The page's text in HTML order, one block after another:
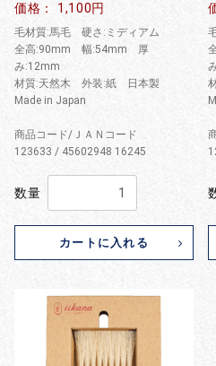
価格： 1,100円
毛材質:馬毛 硬さ:ミディアム
全高:90mm 幅:54mm 厚
み:12mm
材質:天然木 外装:紙 日本製
Made in Japan
商品コード/ＪＡＮコード
123633 / 45602948 16245
数量
カートに入れる